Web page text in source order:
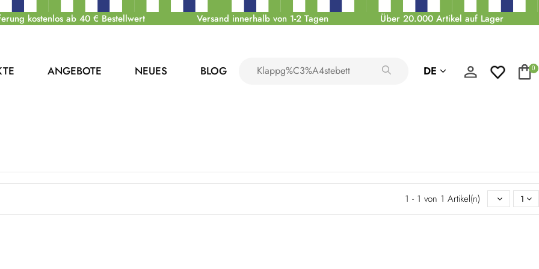
kostenlos ab 40 € Bestellwert Versand innerhalb von 1-2 Tagen Über 20.000 Artikel auf Lager
ANGEBOTE NEUES BLOG DE 0
1 - 1 von 1 Artikel(n) 1